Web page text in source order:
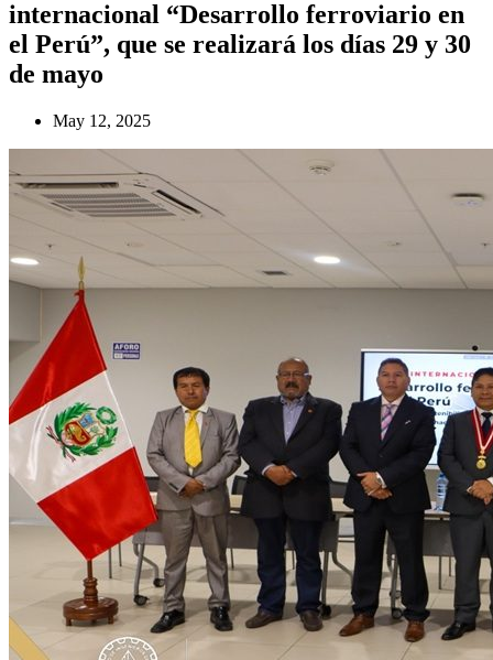
internacional “Desarrollo ferroviario en
el Perú”, que se realizará los días 29 y 30
de mayo
May 12, 2025